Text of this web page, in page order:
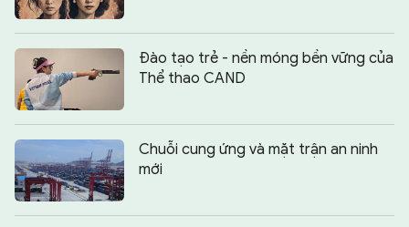
Đào tạo trẻ - nền móng bền vững của
Thể thao CAND
Chuỗi cung ứng và mặt trận an ninh
mới